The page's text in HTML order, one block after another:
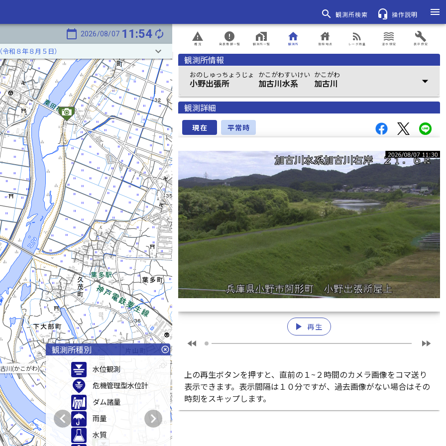
search 観測所検索 headset_mic 操作説明
menu
calendar_today 2026/08/07 11:54 autorenew
川(かこがわ)
和８年８月５日） keyboard_arrow_down
観測所種別 highlight_off
水位観測
危機管理型水位計
ダム諸量
雨量
水質
chevron_left chevron_right
概況
report_problem
発表情報一覧
error
観測所一覧
home_work
観測所
home
登録地点
house
レーダ雨量
rss_feed
浸水想定
waves
表示設定
build
観測所情報
おのしゅっちょうじょ
小野出張所
かこがわすいけい
加古川水系
かこがわ
加古川 arrow_drop_down
観測詳細
現在 平常時
play_arrow 再生
fast_rewind fast_forward
上の再生ボタンを押すと、直前の１~２時間のカメラ画像をコマ送り
表示できます。表示間隔は１０分ですが、過去画像がない場合はその
時刻をスキップします。